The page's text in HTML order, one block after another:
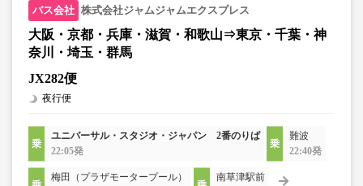
株式会社ジャムジャムエクスプレス
大阪・京都・兵庫・滋賀・和歌山⇒東京・千葉・神
奈川・埼玉・群馬
JX282便
夜行便
ユニバーサル・スタジオ・ジャパン 2番のりば
22:05発
難波
22:40発
梅田（プラザモータープール）
南草津駅前